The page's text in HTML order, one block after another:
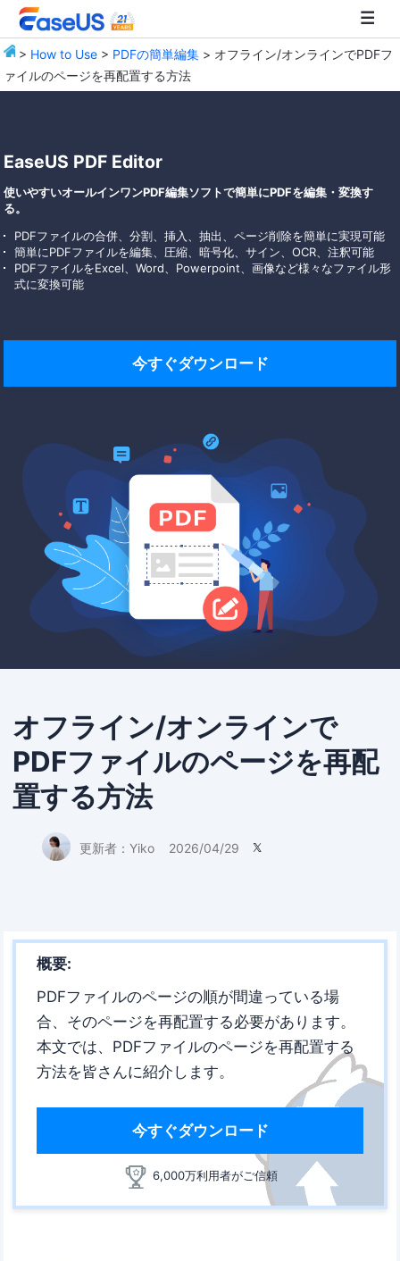
EaseUS
> How to Use > PDFの簡単編集 > オフライン/オンラインでPDFフ
ァイルのページを再配置する方法
EaseUS PDF Editor
使いやすいオールインワンPDF編集ソフトで簡単にPDFを編集・変換す
る。
PDFファイルの合併、分割、挿入、抽出、ページ削除を簡単に実現可能
簡単にPDFファイルを編集、圧縮、暗号化、サイン、OCR、注釈可能
PDFファイルをExcel、Word、Powerpoint、画像など様々なファイル形
式に変換可能
今すぐダウンロード
オフライン/オンラインで
PDFファイルのページを再配
置する方法
更新者： Yiko 2026/04/29 
概要:
PDFファイルのページの順が間違っている場
合、そのページを再配置する必要があります。
本文では、PDFファイルのページを再配置する
方法を皆さんに紹介します。
今すぐダウンロード
6,000万利用者がご信頼